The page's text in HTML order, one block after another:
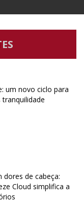
um novo ciclo para
dores de cabeça:
Cloud simplifica a